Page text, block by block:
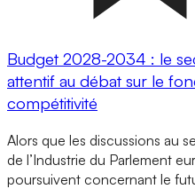
Budget 2028-2034 : le
attentif au débat sur le
compétitivité
Alors que les discussions au
de l’Industrie du Parlement
poursuivent concernant le